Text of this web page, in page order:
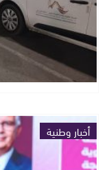
أخبار وطنية